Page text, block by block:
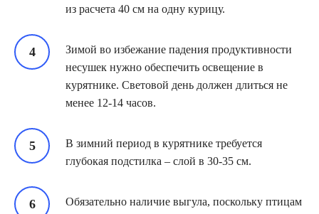
из расчета 40 см на одну курицу.
Зимой во избежание падения продуктивности
несушек нужно обеспечить освещение в
курятнике. Световой день должен длиться не
менее 12-14 часов.
В зимний период в курятнике требуется
глубокая подстилка – слой в 30-35 см.
Обязательно наличие выгула, поскольку птицам